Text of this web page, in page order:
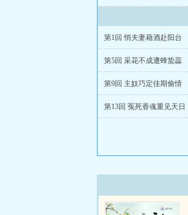
第1回 悄夫妻藉酒赴阳台
第5回 采花不成遭蜂蛰蕊
第9回 主奴巧定佳期偷情
第13回 冤死香魂重见天日